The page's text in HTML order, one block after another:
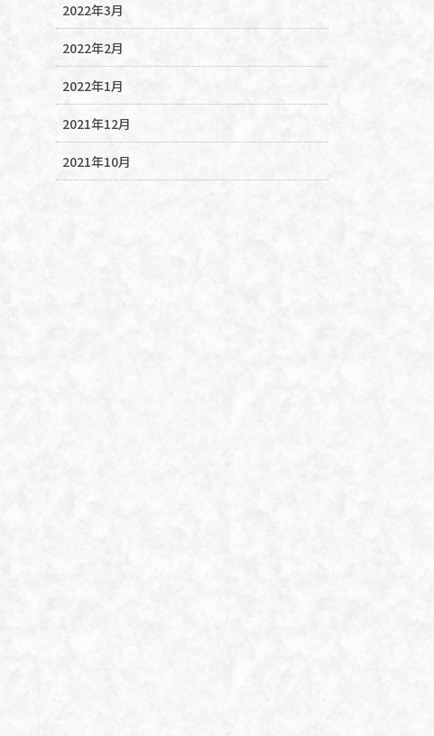
2022年3月
2022年2月
2022年1月
2021年12月
2021年10月